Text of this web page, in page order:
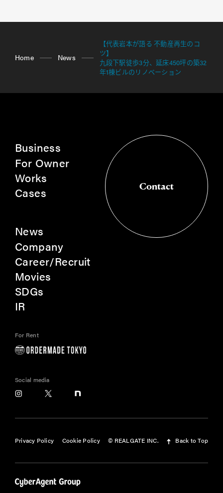
Home News
【代表岩本が語る 不動産再生のコ
ツ】
九段下駅徒歩3分、延床450坪の築32
年1棟ビルのリノベーション
Business
For Owner
Works
Cases
News
Company
Career/Recruit
Movies
SDGs
IR
For Rent
Social media
Contact
Privacy Policy Cookie Policy © REALGATE INC. Back to Top